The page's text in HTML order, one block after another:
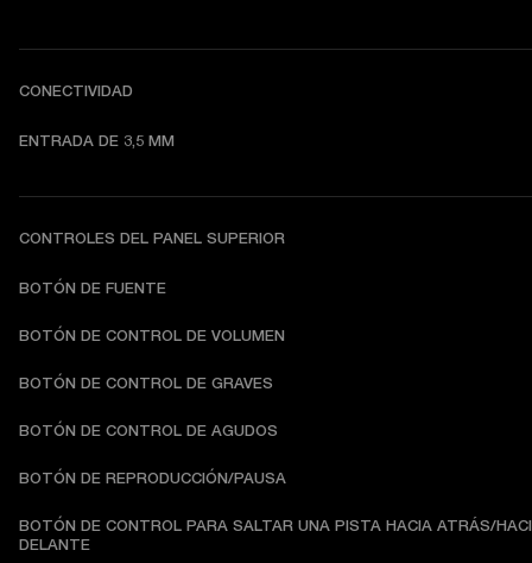
CONECTIVIDAD
ENTRADA DE 3,5 MM
CONTROLES DEL PANEL SUPERIOR
BOTÓN DE FUENTE
BOTÓN DE CONTROL DE VOLUMEN
BOTÓN DE CONTROL DE GRAVES
BOTÓN DE CONTROL DE AGUDOS
BOTÓN DE REPRODUCCIÓN/PAUSA
BOTÓN DE CONTROL PARA SALTAR UNA PISTA HACIA ATRÁS/
DELANTE